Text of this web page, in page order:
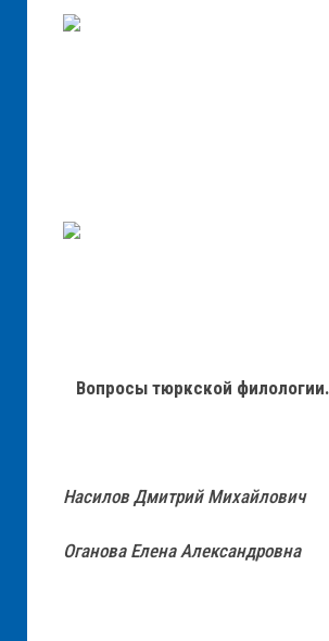
Вопросы тюркской
Насилов Дмитрий Михайлович
Оганова Елена Александровна